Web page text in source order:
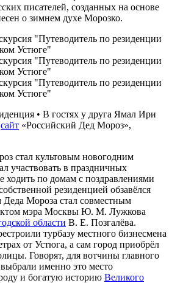
писателей, созданных на основе
о зимнем духе Морозко.
• В гостях у друга Ямал Ири
сайт «Российский Дед Мороз»,
стал культовым новогодним
участвовать в праздничных
ходить по домам с поздравлениями
резиденцией обзавёлся
Деда Мороза стал совместным
мэра Москвы Ю. М. Лужкова
области В. Е. Позгалёва.
турбазу местного бизнесмена
от Устюга, а сам город приобрёл
Говорят, для вотчины главного
именно это место
и богатую историю Великого